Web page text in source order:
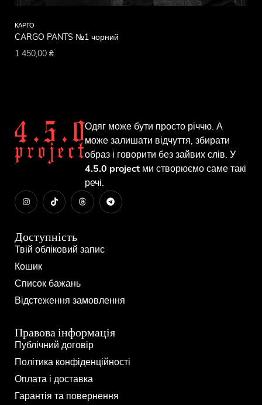
КАРГО
CARGO PANTS №1 чорний
1 450,00 ₴
Одяг може бути просто річчю. А
може залишати відчуття, збирати
образ і говорити без зайвих слів. У
4.5.0 project ми створюємо саме такі
речі.
Доступність
Твій обліковий запис
Кошик
Список бажань
Відстеження замовлення
Правова інформація
Публічний договір
Політика конфіденційності
Оплата і доставка
Гарантія та повернення